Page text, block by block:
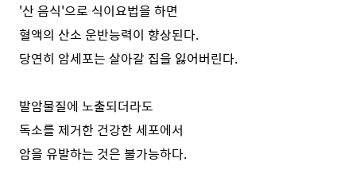
'산 음식'으로 식이요법을 하면
혈액의 산소 운반능력이 향상된다.
당연히 암세포는 살아갈 집을 잃어버린다.
발암물질에 노출되더라도
독소를 제거한 건강한 세포에서
암을 유발하는 것은 불가능하다.